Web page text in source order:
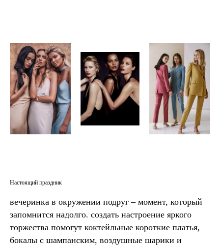
Настоящий праздник
вечеринка в окружении подруг – момент, который
запомнится надолго. создать настроение яркого
торжества помогут коктейльные короткие платья,
бокалы с шампанским, воздушные шарики и